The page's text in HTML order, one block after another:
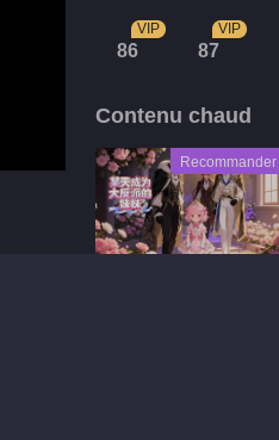
86
VIP
87
VIP
Contenu chaud
Recommander